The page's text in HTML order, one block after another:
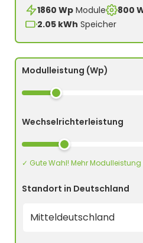
1860 Wp Module 800
2.05 kWh Speicher
Modulleistung (Wp)
Wechselrichterleistung
✓ Gute Wahl! Mehr
Standort in Deutschland